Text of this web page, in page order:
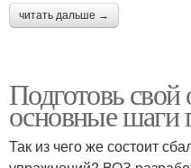
читать дальше →
Подготовь свой
основные шаги
Так из чего же состоит